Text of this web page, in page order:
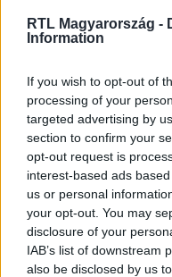
RTL Magyarország -
Information
If you wish to opt-out of
processing of your
targeted advertising by
section to confirm your
opt-out request is
interest-based ads
us or personal
your opt-out. You may
disclosure of your
IAB’s list of downstream
also be disclosed by us
Házasodna a gazda
2025. szeptember 9. 4:30
Komolyodik a
flörtölés a
Kecskefejés közben
miközben Gyuri gazda
hangulat. Nézd meg a